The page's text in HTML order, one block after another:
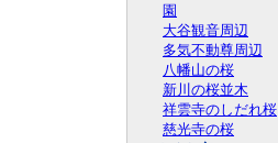
園
大谷観音周辺
多気不動尊周辺
八幡山の桜
新川の桜並木
祥雲寺のしだれ桜
慈光寺の桜